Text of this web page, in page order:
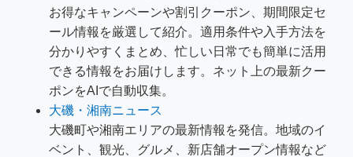
お得なキャンペーンや割引クーポン、期間限定セ
ール情報を厳選して紹介。適用条件や入手方法を
分かりやすくまとめ、忙しい日常でも簡単に活用
できる情報をお届けします。ネット上の最新クー
ポンをAIで自動収集。
大磯・湘南ニュース
大磯町や湘南エリアの最新情報を発信。地域のイ
ベント、観光、グルメ、新店舗オープン情報など